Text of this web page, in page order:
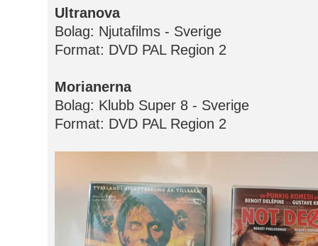
Ultranova
Bolag: Njutafilms - Sverige
Format: DVD PAL Region 2
Morianerna
Bolag: Klubb Super 8 - Sverige
Format: DVD PAL Region 2